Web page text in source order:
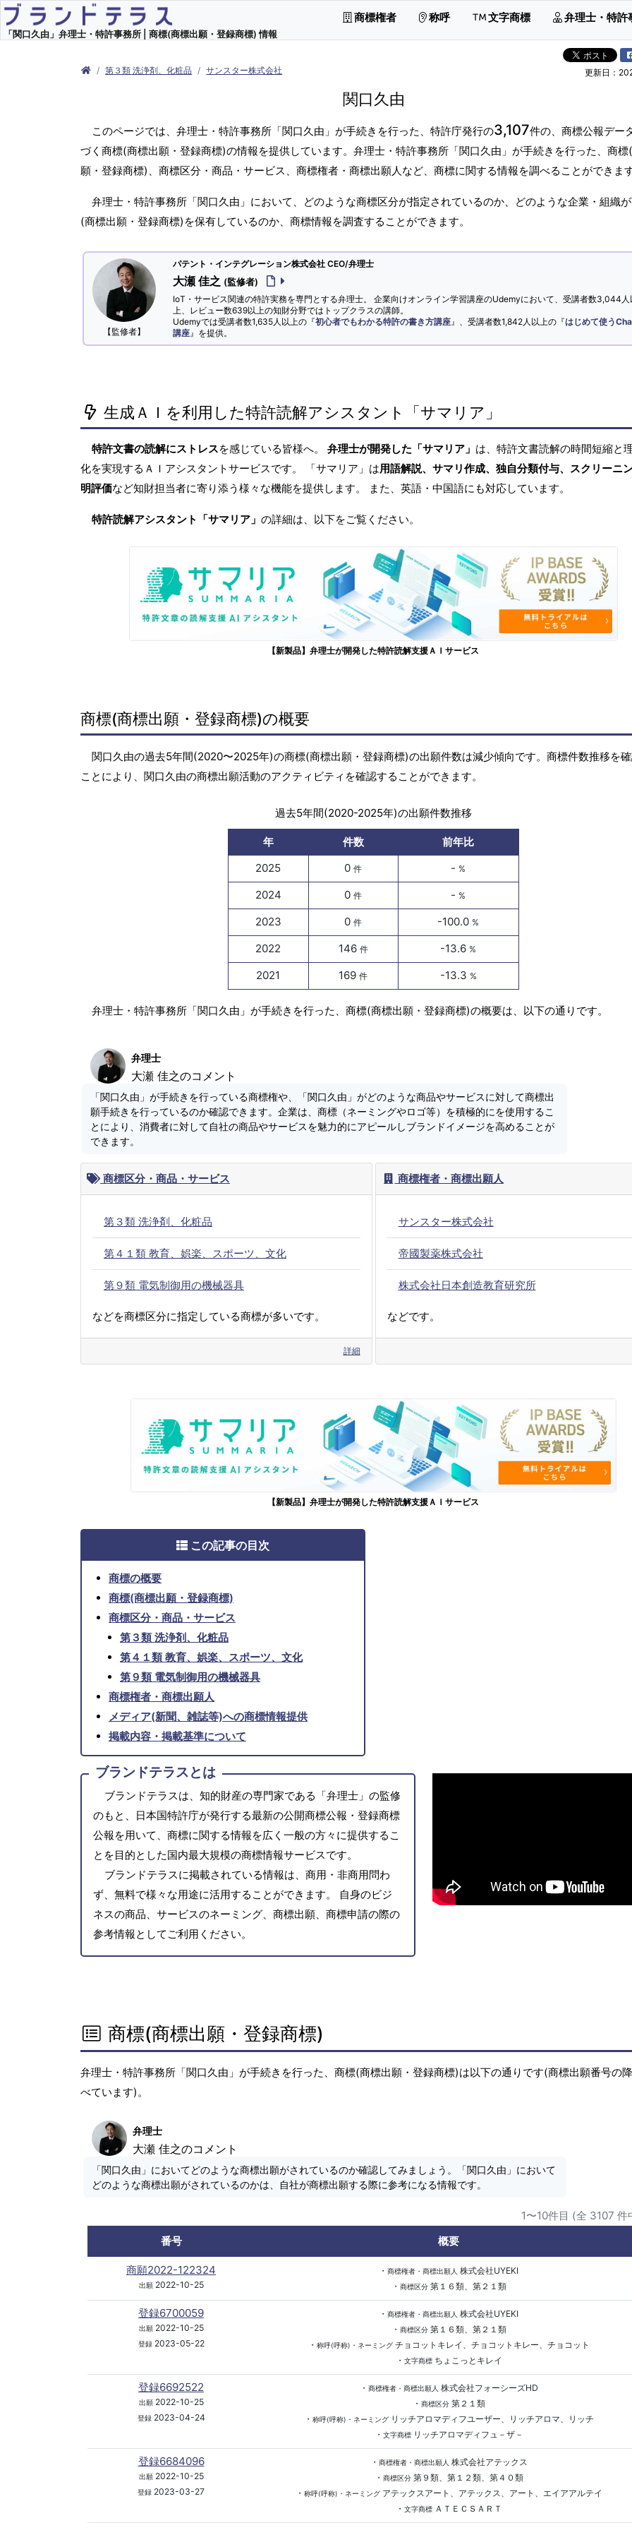
「関口久由」弁理士・特許事務所 | 商標(商標出願・登録商標) 情報
商標権者 称呼 文字商標 弁理士・特許
第３類 洗浄剤、化粧品 サンスター株式会社 更新日：
関口久由
このページでは、弁理士・特許事務所「関口久由」が手続きを行った、特許庁発行の3,107件の、商標公報デー
づく商標(商標出願・登録商標)の情報を提供しています。弁理士・特許事務所「関口久由」が手続きを行った、商標
願・登録商標)、商標区分・商品・サービス、商標権者・商標出願人など、商標に関する情報を調べることができま
弁理士・特許事務所「関口久由」において、どのような商標区分が指定されているのか、どのような企業・組織
(商標出願・登録商標)を保有しているのか、商標情報を調査することができます。
【監修者】
パテント・インテグレーション株式会社 CEO/弁理士
大瀬 佳之 (監修者)
IoT・サービス関連の特許実務を専門とする弁理士。 企業向けオンライン学習講座のUdemyにおいて、受講者数3,044人
上、レビュー数639以上の知財分野ではトップクラスの講師。
Udemyでは受講者数1,635人以上の『初心者でもわかる特許の書き方講座 』、受講者数1,842人以上の『はじめて使う
講座 』を提供。
生成ＡＩを利用した特許読解アシスタント「サマリア」
特許文書の読解にストレスを感じている皆様へ。 弁理士が開発した「サマリア」 は、特許文書読解の時間短縮と
化を実現するＡＩアシスタントサービスです。 「サマリア」は用語解説、サマリ作成、独自分類付与、スクリーニ
明評価など知財担当者に寄り添う様々な機能を提供します。 また、英語・中国語にも対応しています。
特許読解アシスタント「サマリア」 の詳細は、以下をご覧ください。
【新製品】弁理士が開発した特許読解支援ＡＩサービス
商標(商標出願・登録商標)の概要
関口久由の過去5年間(2020〜2025年)の商標(商標出願・登録商標)の出願件数は減少傾向です。商標件数推移を
ことにより、関口久由の商標出願活動のアクティビティを確認することができます。
過去5年間(2020-2025年)の出願件数推移
年 件数
前年比
2025
0件 - %
2024 0件 - %
2023 0件 -100.0 %
2022 146 件 -13.6 %
2021 169件 -13.3 %
弁理士・特許事務所「関口久由」が手続きを行った、商標(商標出願・登録商標)の概要は、以下の通りです。
弁理士
大瀬 佳之のコメント
「関口久由」が手続きを行っている商標権や、「関口久由」がどのような商品やサービスに対して商標出
願手続きを行っているのか確認できます。企業は、商標（ネーミングやロゴ等）を積極的にを使用するこ
とにより、消費者に対して自社の商品やサービスを魅力的にアピールしブランドイメージを高めることが
できます。
商標区分・商品・サービス
第３類 洗浄剤、化粧品
第４１類 教育、娯楽、スポーツ、文化
第９類 電気制御用の機械器具
などを商標区分に指定している商標が多いです。
詳細
商標権者・商標出願人
サンスター株式会社
帝國製薬株式会社
株式会社日本創造教育研究所
などです。
【新製品】弁理士が開発した特許読解支援ＡＩサービス
この記事の目次
商標の概要
商標(商標出願・登録商標)
商標区分・商品・サービス
第３類 洗浄剤、化粧品
第４１類 教育、娯楽、スポーツ、文化
第９類 電気制御用の機械器具
商標権者・商標出願人
メディア(新聞、雑誌等)への商標情報提供
掲載内容・掲載基準について
ブランドテラスとは
ブランドテラスは、知的財産の専門家である「弁理士」の監修
のもと、日本国特許庁が発行する最新の公開商標公報・登録商標
公報を用いて、商標に関する情報を広く一般の方々に提供するこ
とを目的とした国内最大規模の商標情報サービスです。
ブランドテラスに掲載されている情報は、商用・非商用問わ
ず、無料で様々な用途に活用することができます。 自身のビジ
ネスの商品、サービスのネーミング、商標出願、商標申請の際の
参考情報としてご利用ください。
商標(商標出願・登録商標)
弁理士・特許事務所「関口久由」が手続きを行った、商標(商標出願・登録商標)は以下の通りです(商標出願番号の
べています)。
弁理士
大瀬 佳之のコメント
「関口久由」においてどのような商標出願がされているのか確認してみましょう。「関口久由」において
どのような商標出願がされているのかは、自社が商標出願する際に参考になる情報です。
1〜10件目 (全 3107 件
番号
概要
商願2022-122324
出願2022-10-25
・ 商標権者・商標出願人 株式会社UYEKI
・ 商標区分第１６類、第２１類
登録6700059
出願2022-10-25
登録2023-05-22
・ 商標権者・商標出願人 株式会社UYEKI
・ 商標区分第１６類、第２１類
・ 称呼(呼称)・ネーミングチョコットキレイ、チョコットキレー、チョコット
・ 文字商標ちょこっとキレイ
登録6692522
出願2022-10-25
登録2023-04-24
・ 商標権者・商標出願人 株式会社フォーシーズHD
・ 商標区分第２１類
・ 称呼(呼称)・ネーミングリッチアロマディフユーザー、リッチアロマ、リッチ
・ 文字商標リッチアロマディフュ－ザ－
登録6684096
出願2022-10-25
登録 2023-03-27
・ 商標権者・商標出願人 株式会社アテックス
・ 商標区分第９類、第１２類、第４０類
・ 称呼(呼称)・ネーミングアテックスアート、アテックス、アート、エイアアルテイ
・ 文字商標ＡＴＥＣＳＡＲＴ